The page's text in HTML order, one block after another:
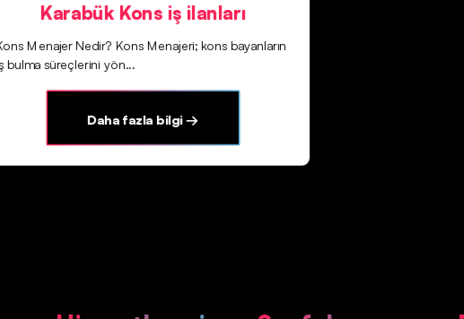
Karabük Kons iş ilanları
Menajer Nedir? Kons Menajeri; kons bayanların
bulma süreçlerini yön...
Daha fazla bilgi →